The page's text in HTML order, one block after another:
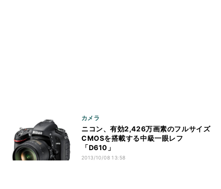
カメラ
ニコン、有効2,426万画素のフルサイズ
CMOSを搭載する中級一眼レフ
「D610」
2013/10/08 13:58